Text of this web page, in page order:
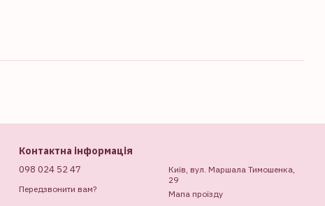
Контактна інформація
098 024 52 47
Передзвонити вам?
Київ, вул. Маршала Тимошенка,
29
Мапа проїзду